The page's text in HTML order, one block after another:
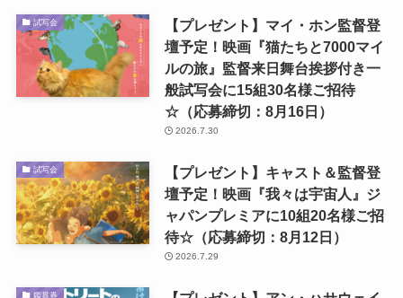
試写会
【プレゼント】マイ・ホン監督登
壇予定！映画『猫たちと7000マイ
ルの旅』監督来日舞台挨拶付き一
般試写会に15組30名様ご招待
☆（応募締切：8月16日）
2026.7.30
試写会
【プレゼント】キャスト＆監督登
壇予定！映画『我々は宇宙人』ジ
ャパンプレミアに10組20名様ご招
待☆（応募締切：8月12日）
2026.7.29
鑑賞券